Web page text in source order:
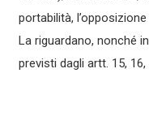
portabilità,
La riguardano, nonché
previsti dagli artt. 15, 16,